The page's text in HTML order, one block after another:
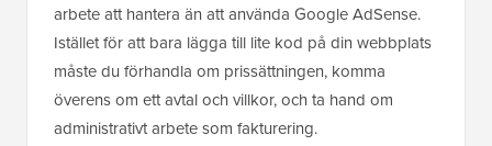
arbete att hantera än att använda Google AdSense.
Istället för att bara lägga till lite kod på din webbplats
måste du förhandla om prissättningen, komma
överens om ett avtal och villkor, och ta hand om
administrativt arbete som fakturering.